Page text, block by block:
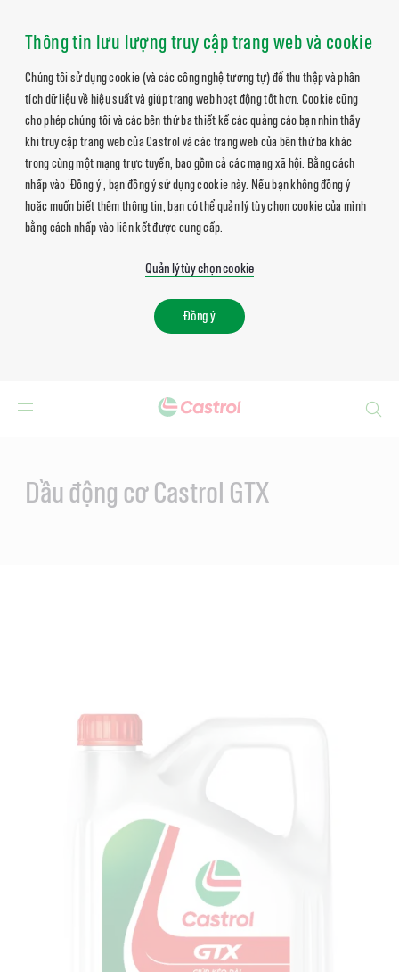
Thông tin lưu lượng truy cập trang web và cookie
Chúng tôi sử dụng cookie (và các công nghệ tương tự) để thu thập và phân
tích dữ liệu về hiệu suất và giúp trang web hoạt động tốt hơn. Cookie cũng
cho phép chúng tôi và các bên thứ ba thiết kế các quảng cáo bạn nhìn thấy
khi truy cập trang web của Castrol và các trang web của bên thứ ba khác
trong cùng một mạng trực tuyến, bao gồm cả các mạng xã hội. Bằng cách
nhấp vào 'Đồng ý', bạn đồng ý sử dụng cookie này. Nếu bạn không đồng ý
hoặc muốn biết thêm thông tin, bạn có thể quản lý tùy chọn cookie của mình
bằng cách nhấp vào liên kết được cung cấp.
Quản lý tùy chọn cookie
Đồng ý
Dầu động cơ Castrol GTX